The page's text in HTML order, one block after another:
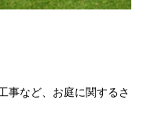
事など、お庭に関するさ